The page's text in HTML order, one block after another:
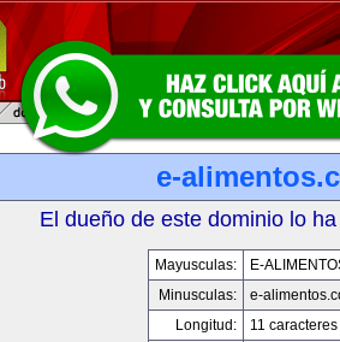
e-
El dueño de este dominio lo
Mayusculas:
E-
Minusculas:
e-
Longitud:
11 caracteres